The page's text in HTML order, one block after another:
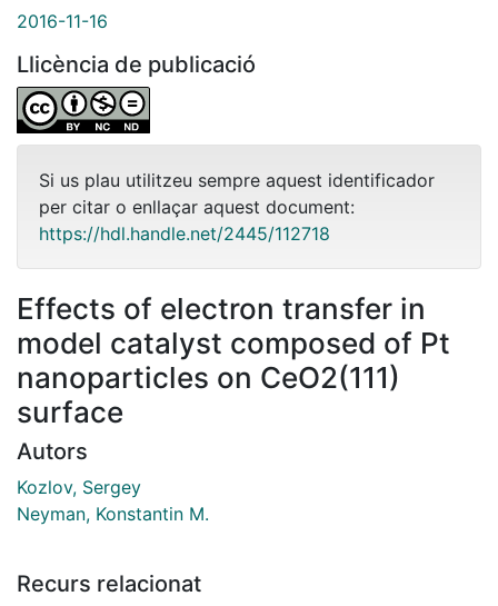
2016-11-16
Llicència de publicació
Si us plau utilitzeu sempre aquest identificador
per citar o enllaçar aquest document:
https://hdl.handle.net/2445/112718
Effects of electron transfer in
model catalyst composed of Pt
nanoparticles on CeO2(111)
surface
Autors
Kozlov, Sergey
Neyman, Konstantin M.
Recurs relacionat